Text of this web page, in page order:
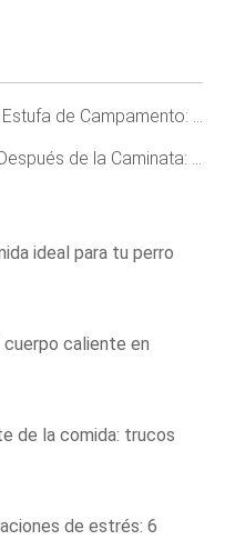
Deliciosas y Antiinflamatorias
Recetas Hot Trail Toddies
ideal para tu perro
cuerpo caliente en
de la comida: trucos
de estrés: 6